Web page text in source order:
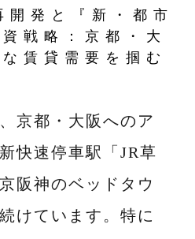
開発と『新・都市
戦略：京都・大
賃貸需要を掴む
京都・大阪へのア
快速停車駅「JR草
阪神のベッドタウ
けています。特に